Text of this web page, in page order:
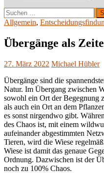
Suchen
nach:
Allgemein,
Übergänge als
27. März 2022 Michael Hübler
Übergänge sind die
Natur. Im Übergang zwischen
sowohl ein Ort der Begegnung
als auch ein Ort an dem
es sonst nirgendwo gibt.
des Chaos ist, mit einem
aufeinander abgestimmten
Tieren, wird die Wiese
Wiese ist damit das genaue
Ordnung. Dazwischen ist der
noch zu 100% Chaos.